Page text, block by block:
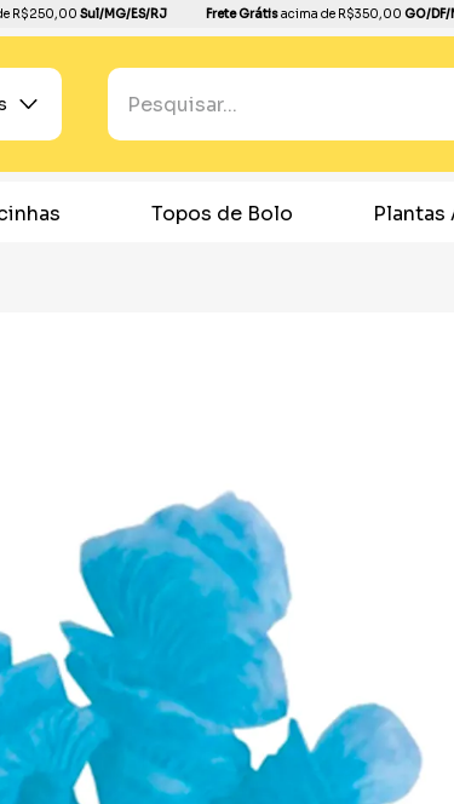
R$250,00Sul/MG/ES/RJ Frete Grátisacima de R$350,00GO/DF/
Pesquisar...
TERMOS MAIS BUSCADOS
boleira
toalha
9º
peruca
festa neon
de Bolo Plantas Artificias